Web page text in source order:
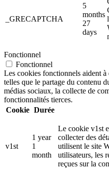
_GRECAPTCHA
5
months
27
days
Fonctionnel
Fonctionnel
Les cookies fonctionnels aident
telles que le partage du contenu
médias sociaux, la collecte de
fonctionnalités tierces.
Cookie Durée
v1st
1 year
1
month
Le cookie v1st
collecter des
utilisent le site
utilisateurs, les
reçues sur la